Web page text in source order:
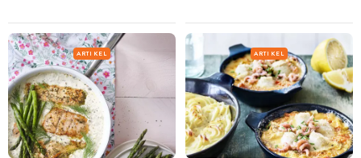
ARTIKEL ARTIKEL